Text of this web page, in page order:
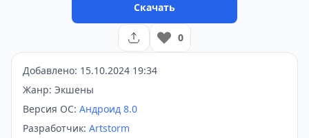
Скачать
0
Добавлено: 15.10.2024 19:34
Жанр: Экшены
Версия ОС: Андроид 8.0
Разработчик: Artstorm